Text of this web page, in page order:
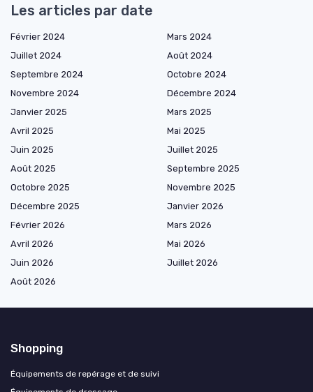
Les articles par date
Février 2024
Mars 2024
Juillet 2024
Août 2024
Septembre 2024
Octobre 2024
Novembre 2024
Décembre 2024
Janvier 2025
Mars 2025
Avril 2025
Mai 2025
Juin 2025
Juillet 2025
Août 2025
Septembre 2025
Octobre 2025
Novembre 2025
Décembre 2025
Janvier 2026
Février 2026
Mars 2026
Avril 2026
Mai 2026
Juin 2026
Juillet 2026
Août 2026
Shopping
Équipements de repérage et de suivi